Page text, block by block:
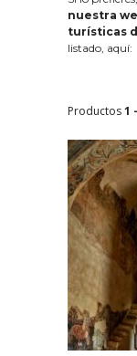
nuestra
turísticas
listado, aquí:
Productos1